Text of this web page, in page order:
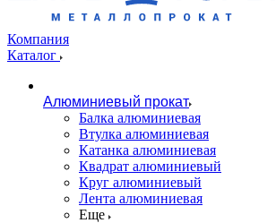
Компания
Каталог
Алюминиевый прокат
Балка алюминиевая
Втулка алюминиевая
Катанка алюминиевая
Квадрат алюминиевый
Круг алюминиевый
Лента алюминиевая
Еще